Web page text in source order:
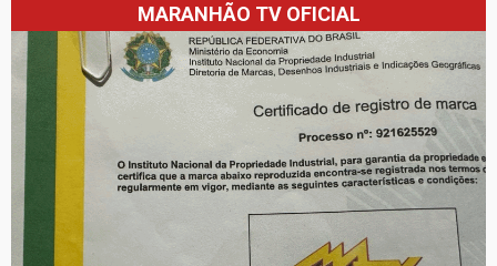
MARANHÃO TV OFICIAL